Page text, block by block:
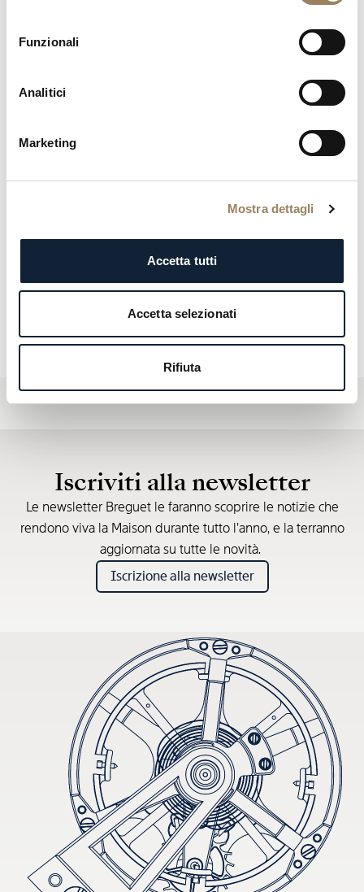
Funzionali
Analitici
Marketing
Mostra dettagli
Accetta tutti
Accetta selezionati
Rifiuta
permanente e non possono essere modificati o
utilizzati solo per gli scopi sopra menzionati. L’utente
che si applica a quanto
sopra*.*
Anti-Robot Verification
Click to start verification
* Campi obbligatori (informazioni necessarie per processare la
Iscriviti alla newsletter
Le newsletter Breguet le faranno scoprire le notizie che
rendono viva la Maison durante tutto l’anno, e la terranno
aggiornata su tutte le novità.
Iscrizione alla newsletter